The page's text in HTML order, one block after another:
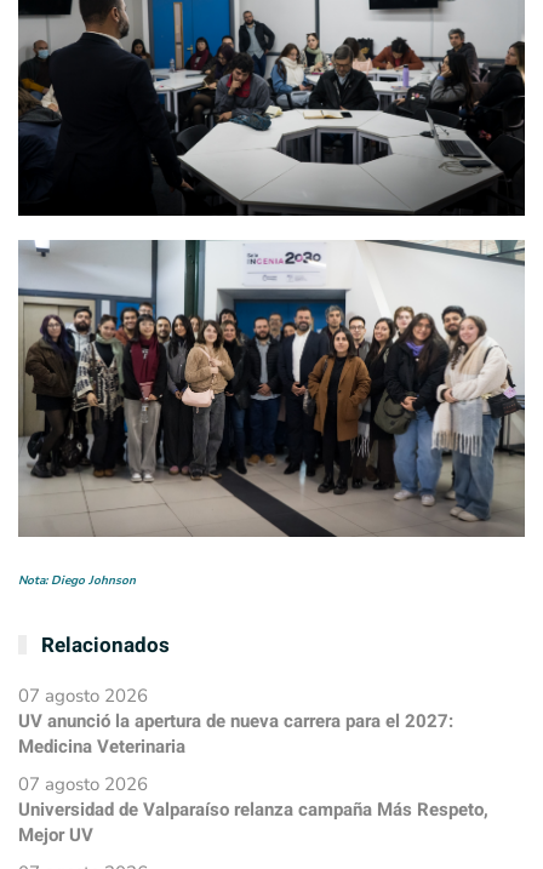
Nota: Diego Johnson
Relacionados
07 agosto 2026
UV anunció la apertura de nueva carrera para el 2027:
Medicina Veterinaria
07 agosto 2026
Universidad de Valparaíso relanza campaña Más Respeto,
Mejor UV